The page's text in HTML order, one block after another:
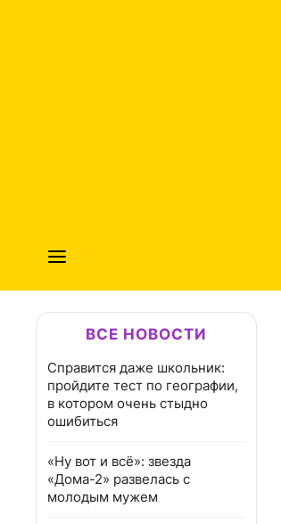
ВСЕ НОВОСТИ
Справится даже школьник:
пройдите тест по географии,
в котором очень стыдно
ошибиться
«Ну вот и всё»: звезда
«Дома-2» развелась с
молодым мужем